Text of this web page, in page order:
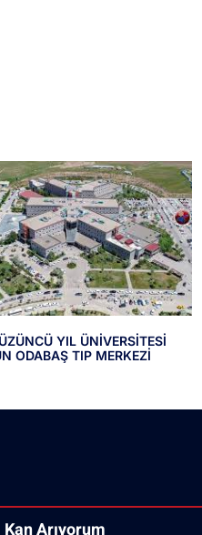
YIL ÜNİVERSİTESİ
ODABAŞ TIP MERKEZİ